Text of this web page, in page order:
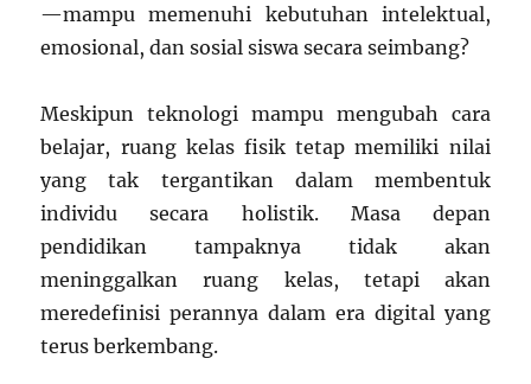
—mampu memenuhi kebutuhan intelektual,
emosional, dan sosial siswa secara seimbang?
Meskipun teknologi mampu mengubah cara
belajar, ruang kelas fisik tetap memiliki nilai
yang tak tergantikan dalam membentuk
individu secara holistik. Masa depan
pendidikan tampaknya tidak akan
meninggalkan ruang kelas, tetapi akan
meredefinisi perannya dalam era digital yang
terus berkembang.